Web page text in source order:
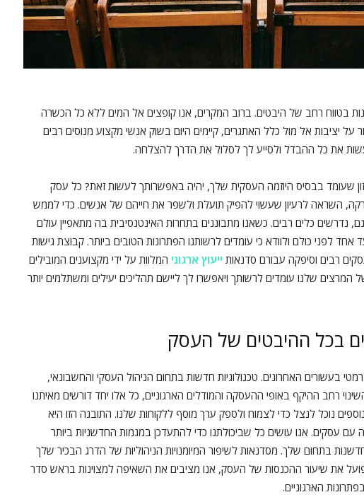
בטווח רחב של היבטים. ברוב המקרים, אנו קופצים אל המים ללא כל הכשרה
על יציבות אל מול כלל האתגרים, קיימים היום בשוק אנשי מקצוע מנוסים רבים
את כל ההבדל ולסייע לך לסלול את הדרך להצלחה.
שעומד בבסיס היוזמה העסקית שלך, יהיה באפשרותך לעשות זאת? כל עסק
השראה לרעיון שעשוי להפיק תועלת ולשפר את חייהם של אנשים. כדי לממש
כלים רבים. כשאנו מתבוננים בתחרות האינטנסיבית בה מתאפיין עולם
לפני כולם ולוודא כי עומדים לרשותנו הפתרונות הטובים ביותר. קבוצת גישות
רבים וסיפקה עבורם סדנאות ייעוץ ארגוני המלוות על ידי מקצוענים המובילים
המרצים שלנו עומדים לרשותך ויאפשרו לך ליישם תהליכים יעילים ומשתלמים יותר
בכל ההיבטים של העסק
בעשורים האחרונים. טכנולוגיות חדשות בתחום הניהול העסקי והחשבונאי,
רחב ההיקף באופי ההעסקה והמודלים הארגוניים, כל אלו יחד דורשים מאיתנו
נוכל לנצל כדי לצמוח ולספק ערך מוסף ללקוחות שלנו. התובנה הזו היא
עסקים. אנו עושים כל שביכולתנו כדי להתעדכן במגמות החדשניות ביותר
בתחום שלך. מסדנאות לשיפור המיומנויות הניהוליות של הדרג הבכיר שלך
את שיעור ההכנסות של העסק, אנו מציבים את השאיפה למצוינות בראש סדר
הארגוניים.